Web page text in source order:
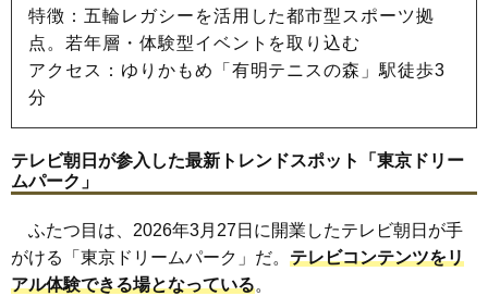
特徴：五輪レガシーを活用した都市型スポーツ拠
点。若年層・体験型イベントを取り込む
アクセス：ゆりかもめ「有明テニスの森」駅徒歩3
分
テレビ朝日が参入した最新トレンドスポット「東京ドリー
ムパーク」
ふたつ目は、2026年3月27日に開業したテレビ朝日が手
がける「東京ドリームパーク」だ。 テレビコンテンツをリ
アル体験できる場となっている。